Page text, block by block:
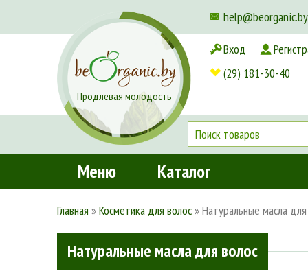
help@beorganic.by
Доставка и оплата
Продлевая молодость
Вход
(29) 181-30-40
Меню Каталог
Главная »Косметика для волос»Натуральные масла
Натуральные масла для волос